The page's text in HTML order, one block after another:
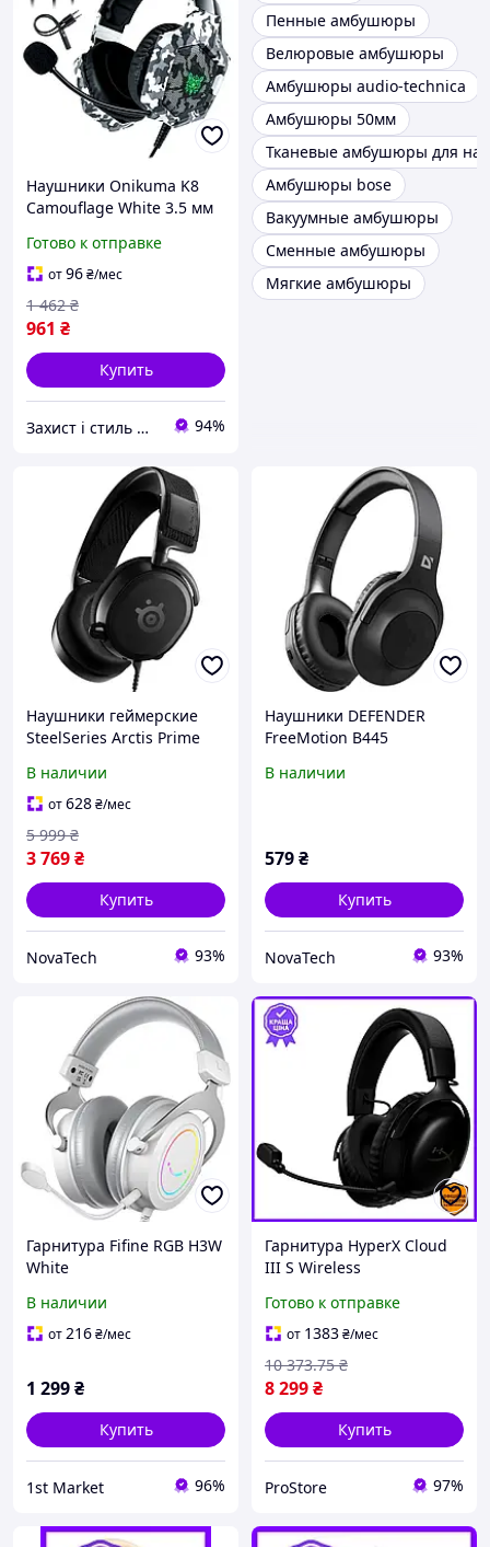
Наушники Onikuma K8
Camouflage White 3.5 мм
20000 Гц для игр
Готово к отправке
от96₴/мес
961 ₴
1 462 ₴
Купить
Захист і стиль — в одному магазині 94%
Пенные амбушюры
Велюровые амбушюры
Амбушюры audio-technica
Амбушюры 50мм
Тканевые амбушюры для
Амбушюры bose
Вакуумные амбушюры
Сменные амбушюры
Мягкие амбушюры
Наушники геймерские
SteelSeries Arctis Prime
(61487)
В наличии
от628₴/мес
3 769₴
5 999 ₴
Купить
NovaTech 93%
Наушники DEFENDER
FreeMotion B445
5.4 Black (63445)
В наличии
579₴
Купить
NovaTech 93%
Гарнитура Fifine RGB H3W
White
В наличии
от216₴/мес
1 299₴
Купить
1st Market 96%
Гарнитура HyperX Cloud
III S Wireless
длительным временем
работы и чистым звуком
Готово к отправке
от 1383₴/мес
8 299₴
10 373.75 ₴
Купить
ProStore 97%